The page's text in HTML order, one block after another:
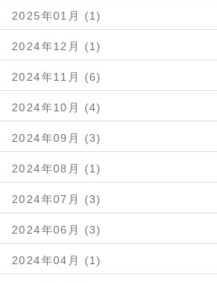
2025年01月 (1)
2024年12月 (1)
2024年11月 (6)
2024年10月 (4)
2024年09月 (3)
2024年08月 (1)
2024年07月 (3)
2024年06月 (3)
2024年04月 (1)